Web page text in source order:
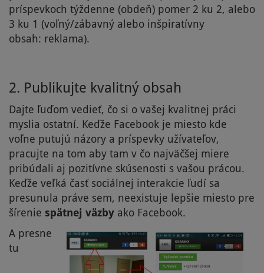
príspevkoch týždenne (obdeň) pomer 2 ku 2, alebo
3 ku 1 (voľný/zábavný alebo inšpiratívny
obsah: reklama).
2. Publikujte kvalitný obsah
Dajte ľuďom vedieť, čo si o vašej kvalitnej práci
myslia ostatní. Keďže Facebook je miesto kde
voľne putujú názory a príspevky užívateľov,
pracujte na tom aby tam v čo najväčšej miere
pribúdali aj pozitívne skúsenosti s vašou prácou.
Keďže veľká časť sociálnej interakcie ľudí sa
presunula práve sem, neexistuje lepšie miesto pre
šírenie spätnej väzby ako Facebook.
A presne
tu